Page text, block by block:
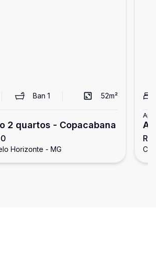
Ban 1 52m²
2 quartos - Copacabana
Horizonte - MG